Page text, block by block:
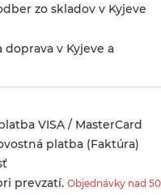
zo skladov v Kyjeve
doprava v Kyjeve a
VISA / MasterCard
platba (Faktúra)
prevzatí. Objednávky nad